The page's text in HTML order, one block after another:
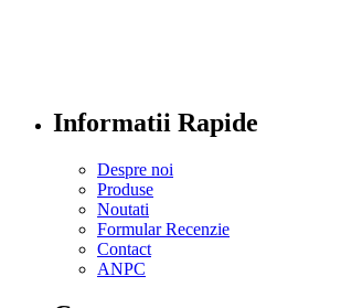
Informatii Rapide
Despre noi
Produse
Noutati
Formular Recenzie
Contact
ANPC